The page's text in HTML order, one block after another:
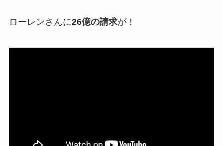
ローレンさんに26億の請求が！